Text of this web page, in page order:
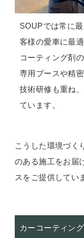
SOUPでは常に
客様の愛車に最
コーティング剤
専用ブースや精
技術研修も重ね
ています。
こうした環境づく
のある施工をお届
スをご提供してい
カーコーティン